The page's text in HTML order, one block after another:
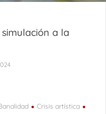
a la
Crisis artística